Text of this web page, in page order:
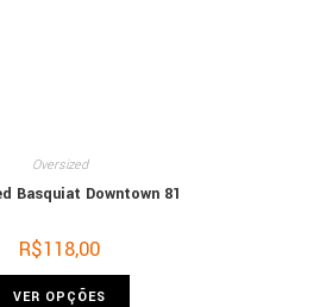
Oversized
Basquiat Downtown 81
R$118,00
VER OPÇÕES